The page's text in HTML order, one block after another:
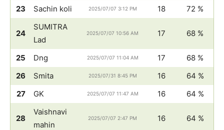
23 Sachin koli 2025/07/07 3:12 PM 18 72 %
24
SUMITRA
Lad
2025/07/07 10:56 AM 17 68 %
25 Dng 2025/07/07 11:04 AM 17
68 %
26
Smita 2025/07/31 8:45 PM 16
64 %
27
GK 2025/07/07 11:47 AM 16 64 %
28
Vaishnavi
mahin
2025/07/07 2:47 PM 16 64 %